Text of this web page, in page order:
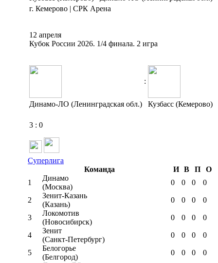
г. Кемерово | СРК Арена
12 апреля
Кубок России 2026. 1/4 финала. 2 игра
:
Динамо-ЛО (Ленинградская обл.) Кузбасс (Кемерово)
3 : 0
Суперлига
Команда
И В П
О
1
Динамо
(Москва)
0 0 0 0
2
Зенит-Казань
(Казань)
0 0 0 0
3
Локомотив
(Новосибирск)
0 0 0 0
4
Зенит
(Санкт-Петербург)
0 0 0 0
5
Белогорье
(Белгород)
0 0 0 0